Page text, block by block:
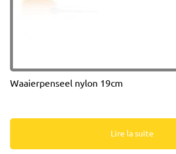
Waaierpenseel nylon 19cm
Lire la suite